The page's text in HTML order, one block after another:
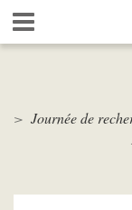
Aller
au
contenu
Journée de
Gestion de vos